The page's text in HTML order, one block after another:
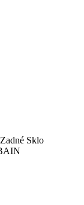
Zadné Sklo